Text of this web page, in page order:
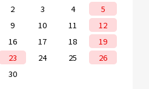
2 3 4
5
9 10 11
12
16 17 18
19
23 24 25
26
30